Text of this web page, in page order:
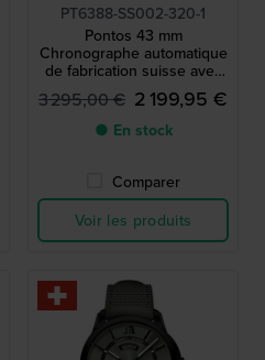
PT6388-SS002-320-1
Pontos 43 mm
Chronographe automatique
de fabrication suisse avec
date
3 295,00 € 2 199,95 €
● En stock
Comparer
Voir les produits